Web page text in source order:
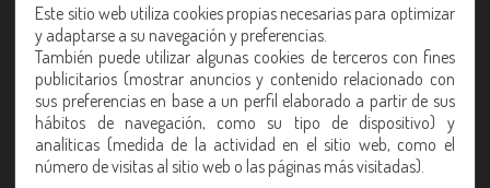
Este sitio web utiliza cookies propias necesarias para optimizar
y adaptarse a su navegación y preferencias.
También puede utilizar algunas cookies de terceros con fines
publicitarios (mostrar anuncios y contenido relacionado con
sus preferencias en base a un perfil elaborado a partir de sus
hábitos de navegación, como su tipo de dispositivo) y
analíticas (medida de la actividad en el sitio web, como el
número de visitas al sitio web o las páginas más visitadas).
Cansaladeria Singla
Carrer La Vinya, 2
08270 - Navarcles (Barcelona)
938270380
Fax: 93 827 05 12